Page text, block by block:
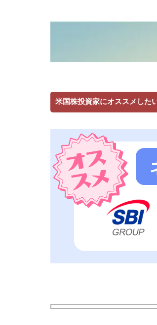
米国株投資家にオススメした